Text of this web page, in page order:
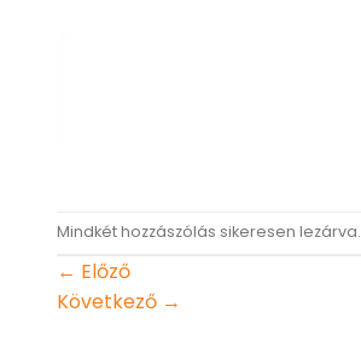
Mindkét hozzászólás sikeresen lezárva.
← Előző
Következő →